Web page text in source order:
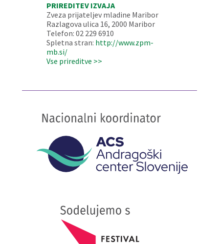
PRIREDITEV IZVAJA
Zveza prijateljev mladine Maribor
Razlagova ulica 16, 2000 Maribor
Telefon: 02 229 6910
Spletna stran: http://www.zpm-
mb.si/
Vse prireditve >>